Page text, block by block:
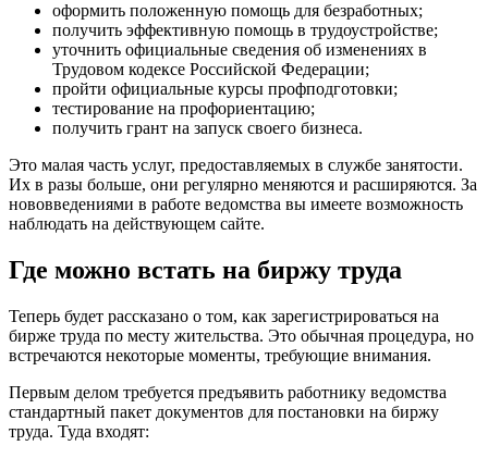
оформить положенную помощь для безработных;
получить эффективную помощь в трудоустройстве;
уточнить официальные сведения об изменениях в
Трудовом кодексе Российской Федерации;
пройти официальные курсы профподготовки;
тестирование на профориентацию;
получить грант на запуск своего бизнеса.
Это малая часть услуг, предоставляемых в службе занятости.
Их в разы больше, они регулярно меняются и расширяются. За
нововведениями в работе ведомства вы имеете возможность
наблюдать на действующем сайте.
Где можно встать на биржу труда
Теперь будет рассказано о том, как зарегистрироваться на
бирже труда по месту жительства. Это обычная процедура, но
встречаются некоторые моменты, требующие внимания.
Первым делом требуется предъявить работнику ведомства
стандартный пакет документов для постановки на биржу
труда. Туда входят: